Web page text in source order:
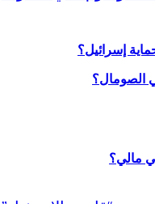
إسرائيل؟
مالي؟